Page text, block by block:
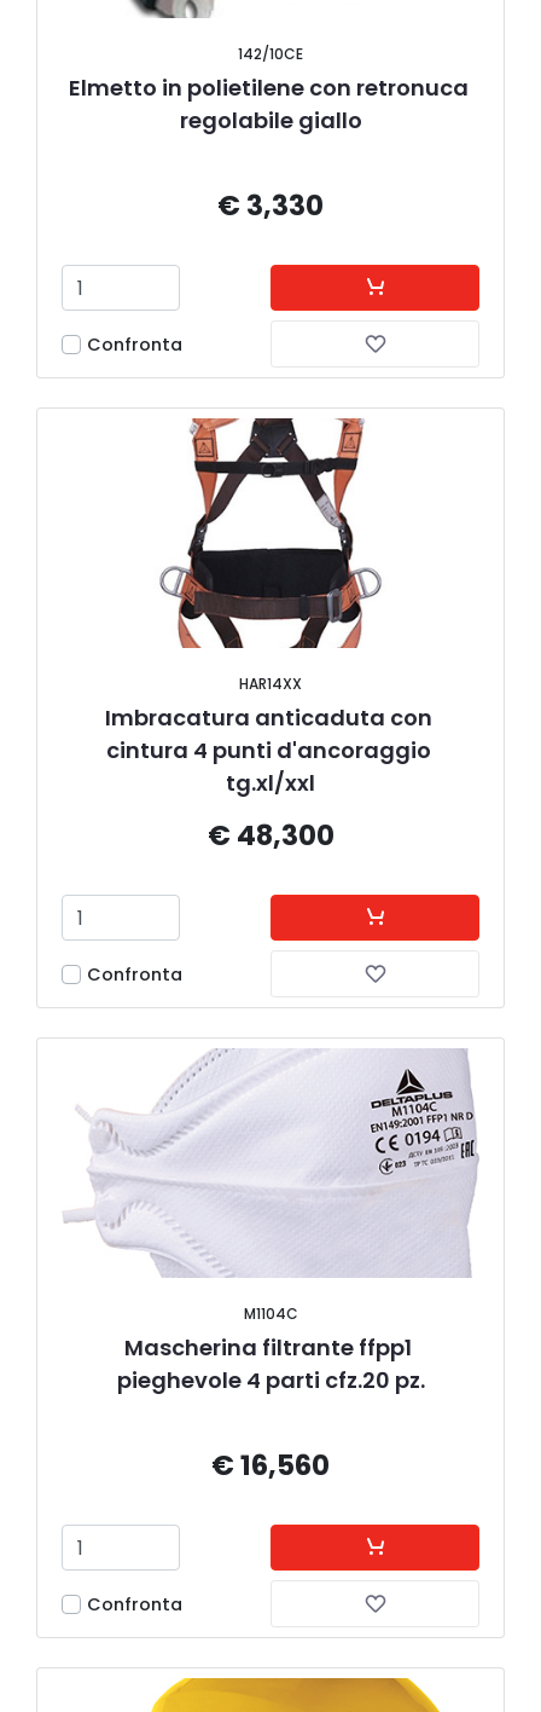
142/10CE
Elmetto in polietilene con retronuca
regolabile giallo
€ 3,330
Confronta
HAR14XX
Imbracatura anticaduta con
cintura 4 punti d'ancoraggio
tg.xl/xxl
€ 48,300
Confronta
M1104C
Mascherina filtrante ffpp1
pieghevole 4 parti cfz.20 pz.
€ 16,560
Confronta